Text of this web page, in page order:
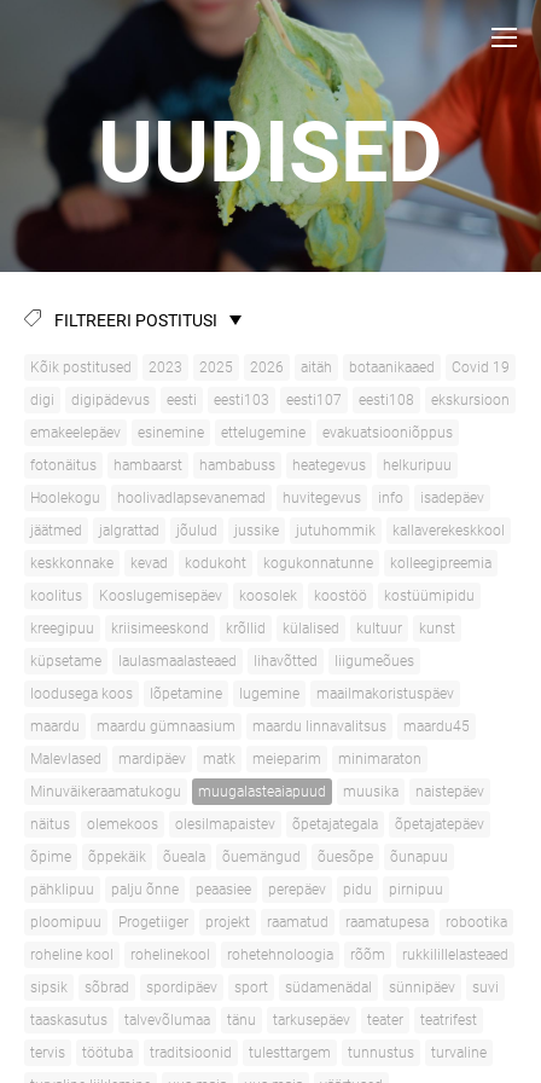
UUDISED
FILTREERI POSTITUSI
Kõik postitused 2023 2025 2026 aitäh botaanikaaed
Covid 19
digi
digipädevus eesti eesti103 eesti107 eesti108
ekskursioon
emakeelepäev
esinemine ettelugemine
evakuatsiooniõppus
fotonäitus
hambaarst hambabuss heategevus
helkuripuu
Hoolekogu
hoolivadlapsevanemad huvitegevus info
isadepäev
jäätmed
jalgrattad jõulud jussike jutuhommik
kallaverekeskkool
keskkonnake
kevad kodukoht kogukonnatunne
kolleegipreemia
koolitus
Kooslugemisepäev koosolek koostöö
kostüümipidu
kreegipuu
kriisimeeskond krõllid külalised kultuur
kunst
küpsetame
laulasmaalasteaed lihavõtted
liigumeõues
loodusega koos
lõpetamine lugemine
maailmakoristuspäev
maardu
maardu gümnaasium maardu linnavalitsus
maardu45
Malevlased
mardipäev matk meieparim
minimaraton
Minuväikeraamatukogu
muugalasteaiapuud muusika
naistepäev
näitus
olemekoos olesilmapaistev õpetajategala
õpetajatepäev
õpime
õppekäik õueala õuemängud õuesõpe
õunapuu
pähklipuu
palju õnne peaasiee perepäev pidu
pirnipuu
ploomipuu
Progetiiger projekt raamatud raamatupesa
robootika
roheline kool
rohelinekool rohetehnoloogia rõõm
rukkilillelasteaed
sipsik
sõbrad spordipäev sport südamenädal sünnipäev
suvi
taaskasutus
talvevõlumaa tänu tarkusepäev teater
teatrifest
tervis
töötuba traditsioonid tulesttargem tunnustus
turvaline